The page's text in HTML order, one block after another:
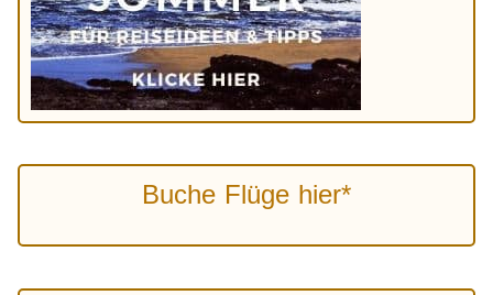
Buche Flüge hier*